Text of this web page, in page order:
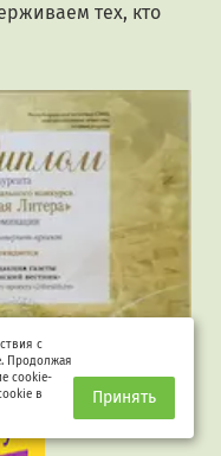
тех, кто
с
Продолжая
cookie-
в
Принять